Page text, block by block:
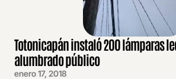
Totonicapán instaló 200 lámparas
alumbrado público
enero 17, 2018